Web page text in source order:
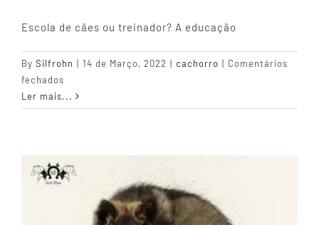
Escola de cães ou treinador? A educação
By Silfrohn | 14 de Março, 2022 | cachorro | Comentários
fechados
Educação
do
Ler mais...